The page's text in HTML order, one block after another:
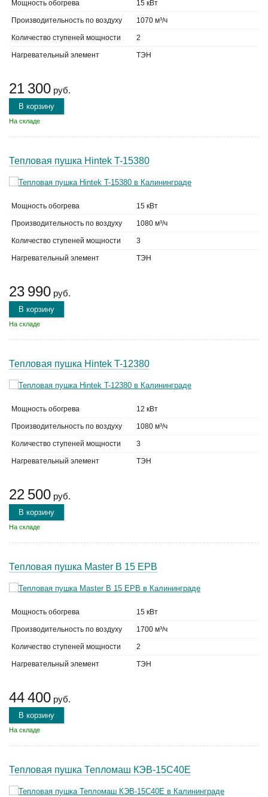
Мощность обогрева 15 кВт
Производительность по воздуху 1070 м³/ч
Количество ступеней мощности 2
Нагревательный элемент ТЭН
21 300 руб.
В корзину
На складе
Тепловая пушка Hintek T-15380
Мощность обогрева 15 кВт
Производительность по воздуху 1080 м³/ч
Количество ступеней мощности 3
Нагревательный элемент ТЭН
23 990 руб.
В корзину
На складе
Тепловая пушка Hintek T-12380
Мощность обогрева 12 кВт
Производительность по воздуху 1080 м³/ч
Количество ступеней мощности 3
Нагревательный элемент ТЭН
22 500 руб.
В корзину
На складе
Тепловая пушка Master B 15 EPB
Мощность обогрева 15 кВт
Производительность по воздуху 1700 м³/ч
Количество ступеней мощности 2
Нагревательный элемент ТЭН
44 400 руб.
В корзину
На складе
Тепловая пушка Тепломаш КЭВ-15С40Е